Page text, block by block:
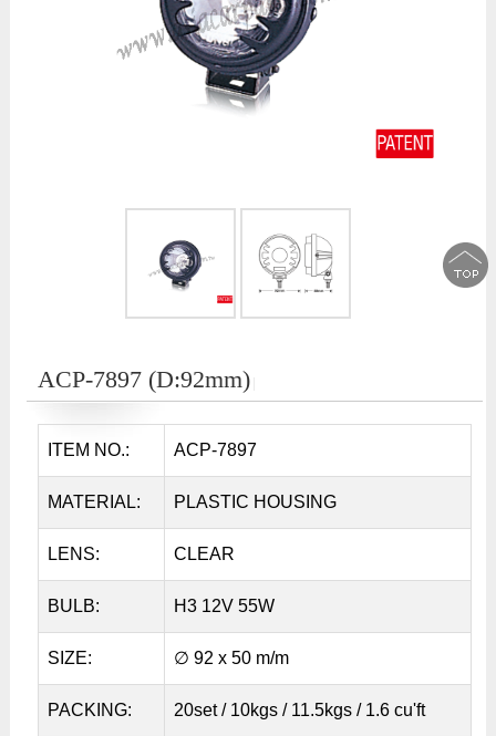
ACP-7897 (D:92mm)│
ITEM NO.: ACP-7897
MATERIAL: PLASTIC HOUSING
LENS: CLEAR
BULB: H3 12V 55W
SIZE: ∅ 92 x 50 m/m
PACKING: 20set / 10kgs / 11.5kgs / 1.6 cu'ft